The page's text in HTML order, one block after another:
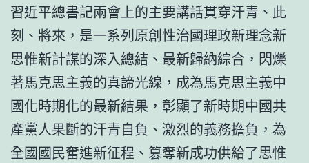
習近平總書記兩會上的主要講話貫穿汗青、此
刻、將來，是一系列原創性治國理政新理念新
思惟新計謀的深入總結、最新歸納綜合，閃爍
著馬克思主義的真諦光線，成為馬克思主義中
國化時期化的最新結果，彰顯了新時期中國共
產黨人果斷的汗青自負、激烈的義務擔負，為
全國國民奮進新征程、篡奪新成功供給了思惟